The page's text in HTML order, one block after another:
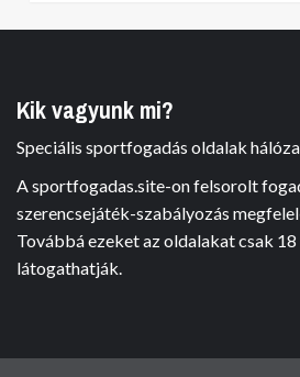
Kik vagyunk mi?
Speciális sportfogadás oldalak
A sportfogadas.site-on felsorolt
szerencsejáték-szabályozás
Továbbá ezeket az oldalakat csak
látogathatják.